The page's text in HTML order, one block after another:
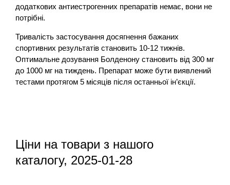
додаткових антиестрогенних препаратів немає, вони не
потрібні.
Тривалість застосування досягнення бажаних
спортивних результатів становить 10-12 тижнів.
Оптимальне дозування Болденону становить від 300 мг
до 1000 мг на тиждень. Препарат може бути виявлений
тестами протягом 5 місяців після останньої ін’єкції.
Ціни на товари з нашого
каталогу, 2025-01-28